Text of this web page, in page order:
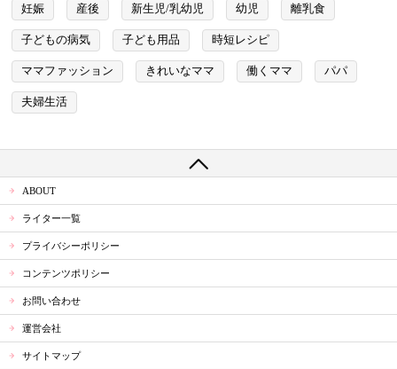
妊娠 産後 新生児/乳幼児 幼児 離乳食
子どもの病気 子ども用品 時短レシピ
ママファッション きれいなママ 働くママ パパ
夫婦生活
ABOUT
ライター一覧
プライバシーポリシー
コンテンツポリシー
お問い合わせ
運営会社
サイトマップ